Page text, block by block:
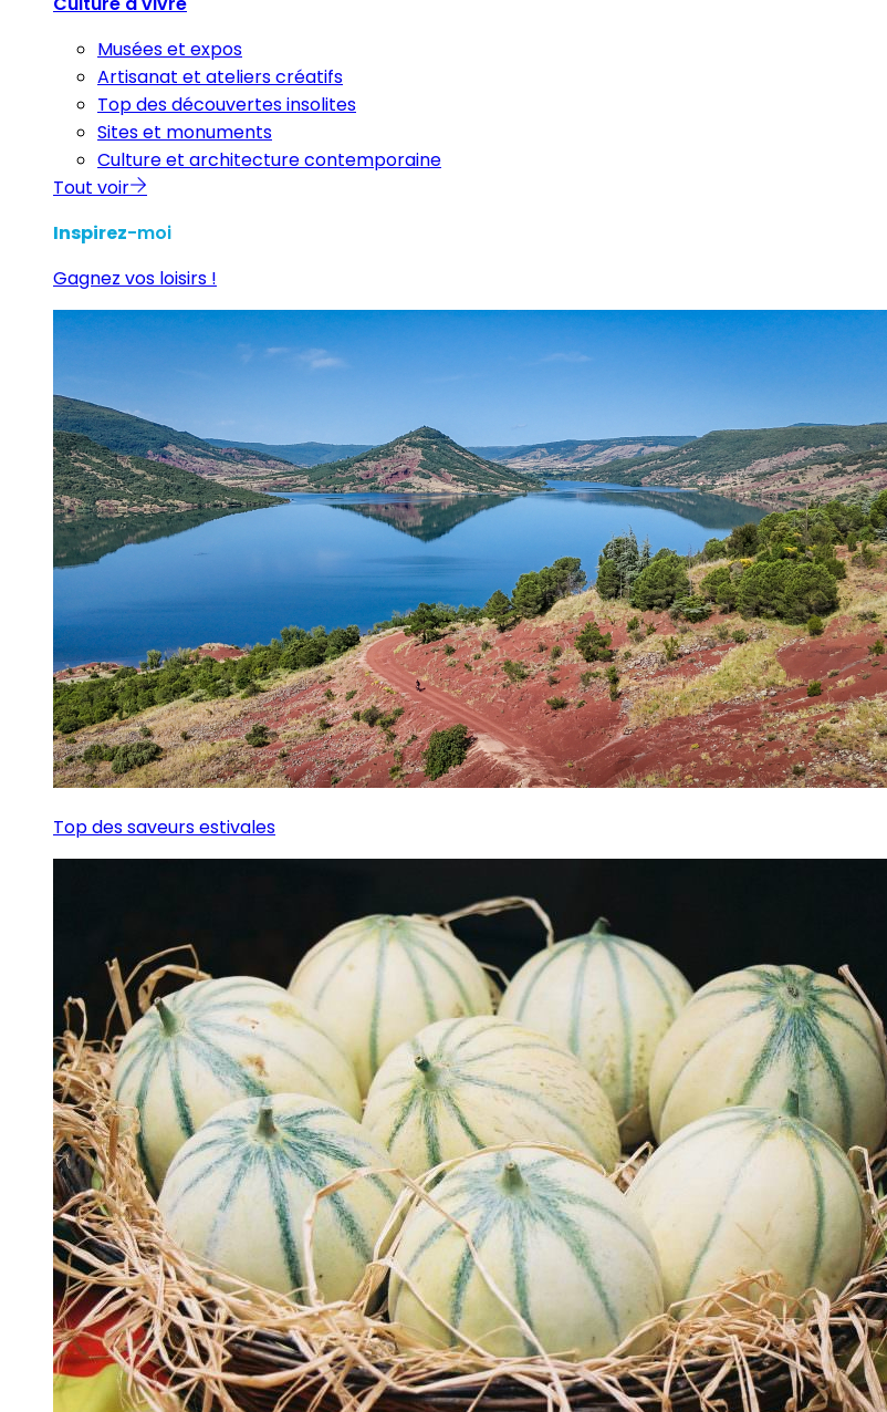
Musées et expos
Artisanat et ateliers créatifs
Top des découvertes insolites
Sites et monuments
Culture et architecture contemporaine
Tout voir
Inspirez-moi
Gagnez vos loisirs !
Top des saveurs estivales